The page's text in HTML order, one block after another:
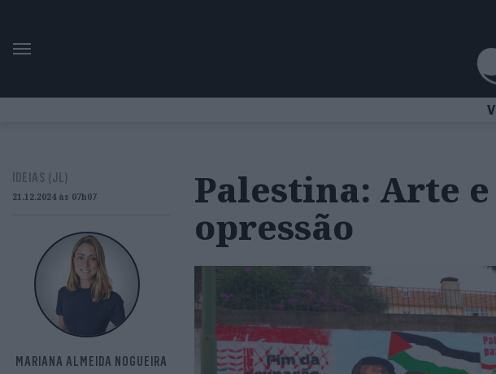
IDEIAS (JL)
21.12.2024 às 07h07
MARIANA ALMEIDA NOGUEIRA
Palestina: Arte
opressão